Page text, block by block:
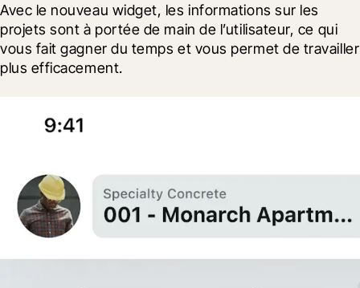
Avec le nouveau widget, les informations sur les
projets sont à portée de main de l’utilisateur, ce qui
vous fait gagner du temps et vous permet de travailler
plus efficacement.